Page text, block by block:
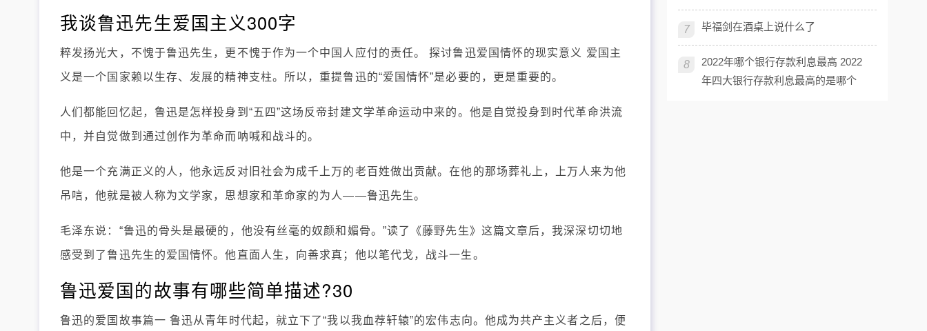
我谈鲁迅先生爱国主义300字
粹发扬光大，不愧于鲁迅先生，更不愧于作为一个中国人应付的责任。 探讨鲁迅爱国情怀的现实意义 爱国主
义是一个国家赖以生存、发展的精神支柱。所以，重提鲁迅的“爱国情怀”是必要的，更是重要的。
人们都能回忆起，鲁迅是怎样投身到“五四”这场反帝封建文学革命运动中来的。他是自觉投身到时代革命洪流
中，并自觉做到通过创作为革命而呐喊和战斗的。
他是一个充满正义的人，他永远反对旧社会为成千上万的老百姓做出贡献。在他的那场葬礼上，上万人来为他
吊唁，他就是被人称为文学家，思想家和革命家的为人——鲁迅先生。
毛泽东说：“鲁迅的骨头是最硬的，他没有丝毫的奴颜和媚骨。”读了《藤野先生》这篇文章后，我深深切切地
感受到了鲁迅先生的爱国情怀。他直面人生，向善求真；他以笔代戈，战斗一生。
鲁迅爱国的故事有哪些简单描述?30
鲁迅的爱国故事篇一 鲁迅从青年时代起，就立下了“我以我血荐轩辕”的宏伟志向。他成为共产主义者之后，便
7 毕福剑在酒桌上说什么了
8
2022年哪个银行存款利息最高 2022
年四大银行存款利息最高的是哪个